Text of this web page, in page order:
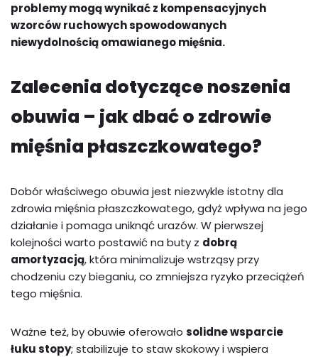
problemy mogą wynikać z kompensacyjnych
wzorców ruchowych spowodowanych
niewydolnością omawianego mięśnia.
Zalecenia dotyczące noszenia
obuwia – jak dbać o zdrowie
mięśnia płaszczkowatego?
Dobór właściwego obuwia jest niezwykle istotny dla
zdrowia mięśnia płaszczkowatego, gdyż wpływa na jego
działanie i pomaga uniknąć urazów. W pierwszej
kolejności warto postawić na buty z dobrą
amortyzacją, która minimalizuje wstrząsy przy
chodzeniu czy bieganiu, co zmniejsza ryzyko przeciążeń
tego mięśnia.
Ważne też, by obuwie oferowało solidne wsparcie
łuku stopy; stabilizuje to staw skokowy i wspiera